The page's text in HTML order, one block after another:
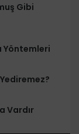
Gibi
Yöntemleri
Vardır